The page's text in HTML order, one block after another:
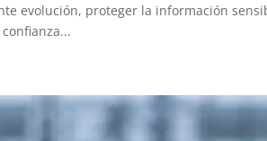
evolución, proteger la información